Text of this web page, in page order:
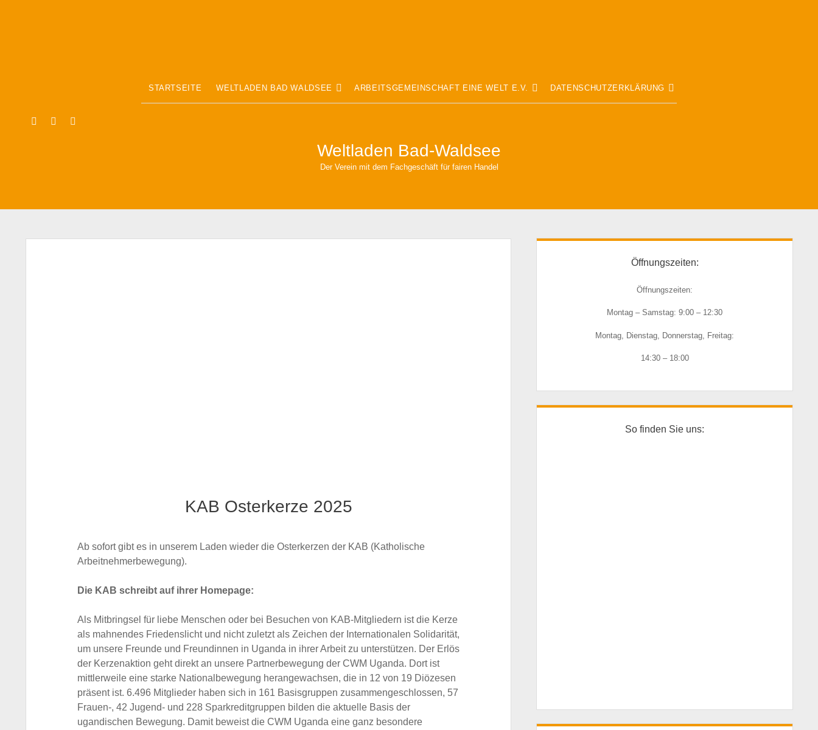
facebookinstagram
Weltladen Bad-Waldsee
Der Verein mit dem Fachgeschäft für fairen Handel
STARTSEITE WELTLADEN BAD WALDSEE Offene
Down-
ARBEITSGEMEINSCHAFT EINE WELT E.V.
Offene
Down-
DATENSCHUTZERKLÄRUNG Offene
Down-
KAB Osterkerze 2025
Ab sofort gibt es in unserem Laden wieder die Osterkerzen der KAB (Katholische
Arbeitnehmerbewegung).
Die KAB schreibt auf ihrer Homepage:
Als Mitbringsel für liebe Menschen oder bei Besuchen von KAB-Mitgliedern ist die Kerze
als mahnendes Friedenslicht und nicht zuletzt als Zeichen der Internationalen Solidarität,
um unsere Freunde und Freundinnen in Uganda in ihrer Arbeit zu unterstützen. Der Erlös
der Kerzenaktion geht direkt an unsere Partnerbewegung der CWM Uganda. Dort ist
mittlerweile eine starke Nationalbewegung herangewachsen, die in 12 von 19 Diözesen
präsent ist. 6.496 Mitglieder haben sich in 161 Basisgruppen zusammengeschlossen, 57
Frauen-, 42 Jugend- und 228 Sparkreditgruppen bilden die aktuelle Basis der
ugandischen Bewegung. Damit beweist die CWM Uganda eine ganz besondere
Sidebar
Öffnungszeiten:
Öffnungszeiten:
Montag – Samstag: 9:00 – 12:30
Montag, Dienstag, Donnerstag, Freitag:
14:30 – 18:00
So finden Sie uns: